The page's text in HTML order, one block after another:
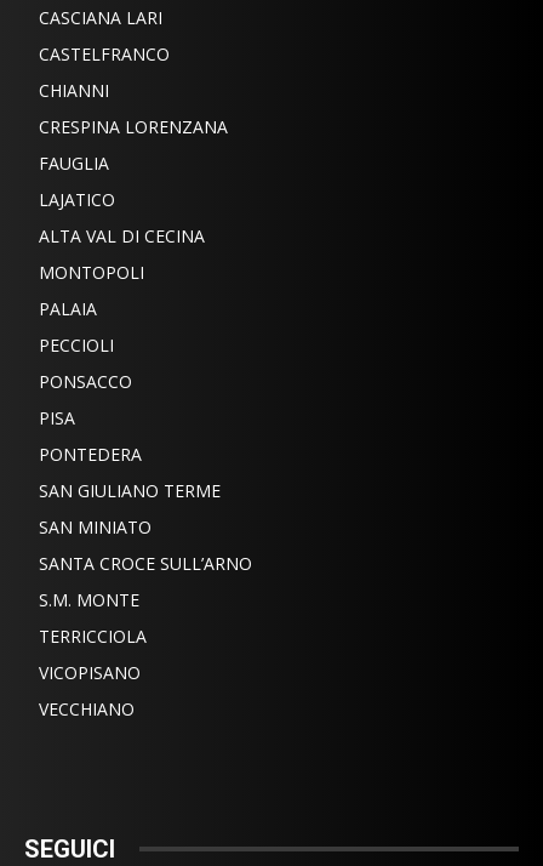
CASCIANA LARI
CASTELFRANCO
CHIANNI
CRESPINA LORENZANA
FAUGLIA
LAJATICO
ALTA VAL DI CECINA
MONTOPOLI
PALAIA
PECCIOLI
PONSACCO
PISA
PONTEDERA
SAN GIULIANO TERME
SAN MINIATO
SANTA CROCE SULL’ARNO
S.M. MONTE
TERRICCIOLA
VICOPISANO
VECCHIANO
SEGUICI